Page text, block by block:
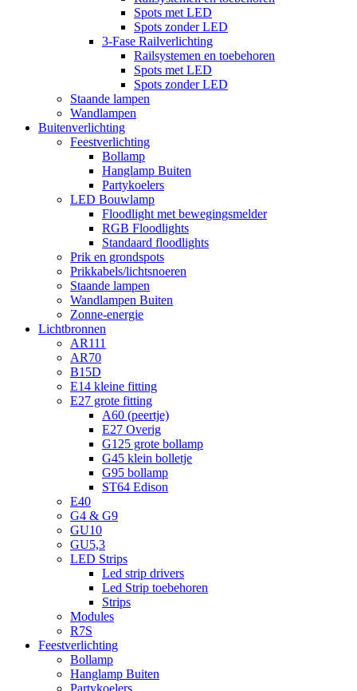
Spots met LED
Spots zonder LED
3-Fase Railverlichting
Railsystemen en toebehoren
Spots met LED
Spots zonder LED
Staande lampen
Wandlampen
Buitenverlichting
Feestverlichting
Bollamp
Hanglamp Buiten
Partykoelers
LED Bouwlamp
Floodlight met bewegingsmelder
RGB Floodlights
Standaard floodlights
Prik en grondspots
Prikkabels/lichtsnoeren
Staande lampen
Wandlampen Buiten
Zonne-energie
Lichtbronnen
AR111
AR70
B15D
E14 kleine fitting
E27 grote fitting
A60 (peertje)
E27 Overig
G125 grote bollamp
G45 klein bolletje
G95 bollamp
ST64 Edison
E40
G4 & G9
GU10
GU5,3
LED Strips
Led strip drivers
Led Strip toebehoren
Strips
Modules
R7S
Feestverlichting
Bollamp
Hanglamp Buiten
Partykoelers